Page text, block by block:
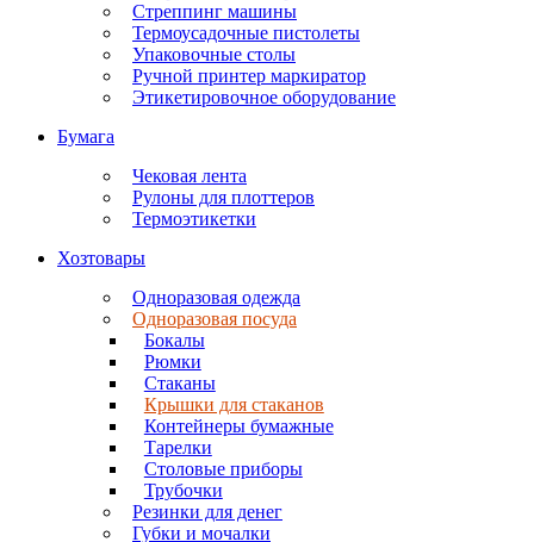
Стреппинг машины
Термоусадочные пистолеты
Упаковочные столы
Ручной принтер маркиратор
Этикетировочное оборудование
Бумага
Чековая лента
Рулоны для плоттеров
Термоэтикетки
Хозтовары
Одноразовая одежда
Одноразовая посуда
Бокалы
Рюмки
Стаканы
Крышки для стаканов
Контейнеры бумажные
Тарелки
Столовые приборы
Трубочки
Резинки для денег
Губки и мочалки